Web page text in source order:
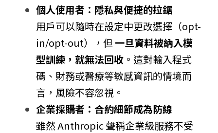
個人使用者：隱私與便捷的拉鋸
用戶可以隨時在設定中更改選擇（opt-
in/opt-out），但 一旦資料被納入模
型訓練，就無法回收 。這對輸入程式
碼、財務或醫療等敏感資訊的情境而
言，風險不容忽視。
企業採購者：合約細節成為防線
雖然 Anthropic 聲稱企業級服務不受